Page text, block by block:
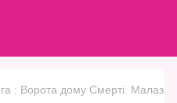
: Ворота дому Смерті.